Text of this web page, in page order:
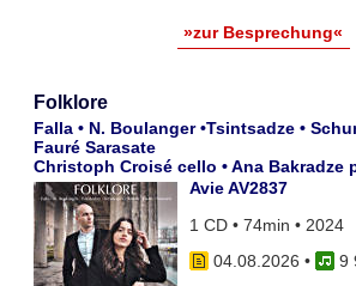
»zur Besprechung«
Folklore
Falla • N. Boulanger •Tsintsadze •
Fauré Sarasate
Christoph Croisé cello • Ana Bakradze
Avie AV2837
1 CD • 74min • 2024
04.08.2026 •
9